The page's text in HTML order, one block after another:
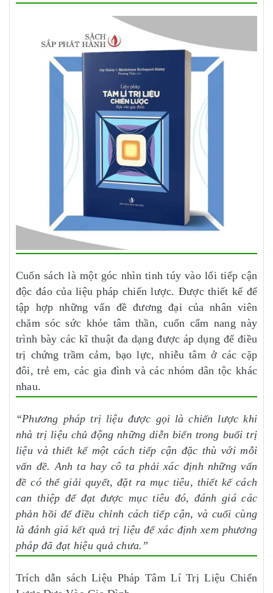
Cuốn sách là một góc nhìn tinh túy vào lối tiếp cận
độc đáo của liệu pháp chiến lược. Được thiết kế để
tập hợp những vấn đề đương đại của nhân viên
chăm sóc sức khỏe tâm thần, cuốn cẩm nang này
trình bày các kĩ thuật đa dạng được áp dụng để điều
trị chứng trầm cảm, bạo lực, nhiễu tâm ở các cặp
đôi, trẻ em, các gia đình và các nhóm dân tộc khác
nhau.
“Phương pháp trị liệu được gọi là chiến lược khi
nhà trị liệu chủ động những diễn biến trong buổi trị
liệu và thiết kế một cách tiếp cận đặc thù với mỗi
vấn đề. Anh ta hay cô ta phải xác định những vấn
đề có thể giải quyết, đặt ra mục tiêu, thiết kế cách
can thiệp để đạt được mục tiêu đó, đánh giá các
phản hồi để điều chỉnh cách tiếp cận, và cuối cùng
là đánh giá kết quả trị liệu để xác định xem phương
pháp đã đạt hiệu quả chưa.”
Trích dẫn sách Liệu Pháp Tâm Lí Trị Liệu Chiến